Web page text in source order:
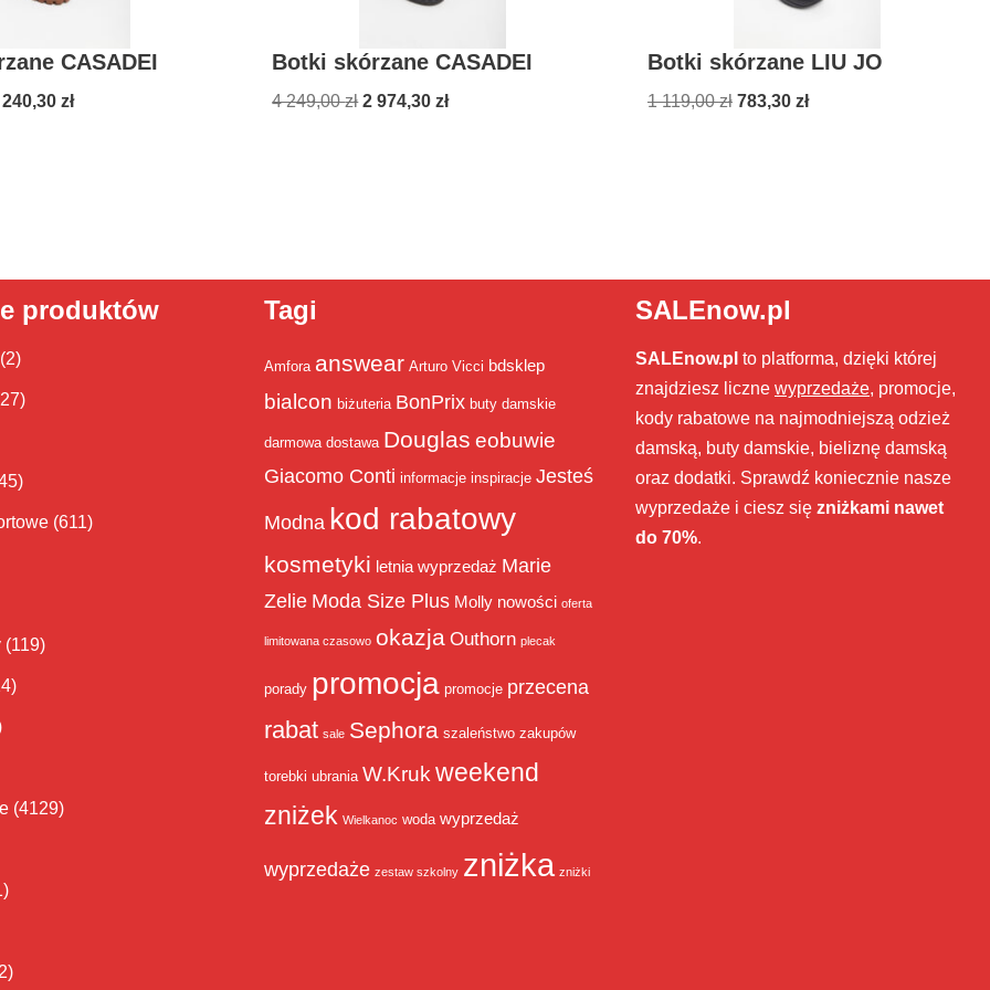
CASADEI
zł
Botki skórzane CASADEI
4 249,00zł 2 974,30zł
Botki skórzane LIU JO
1 119,00zł 783,30 zł
produktów
(2)
(611)
(119)
(4129)
Tagi
Amfora answear Arturo Vicci bdsklep
bialcon biżuteria BonPrix buty damskie
darmowa dostawa Douglas eobuwie
Giacomo Conti informacje inspiracje Jesteś
Modna kod rabatowy
kosmetyki letnia wyprzedaż Marie
Zelie Moda Size Plus Molly nowości oferta
limitowana czasowo okazja Outhorn plecak
porady promocja promocje przecena
rabat sale Sephora szaleństwo zakupów
torebki ubrania W.Kruk weekend
zniżek Wielkanoc woda wyprzedaż
wyprzedaże zestaw szkolny zniżka zniżki
SALEnow.pl
SALEnow.pl to platforma, dzięki której
znajdziesz liczne wyprzedaże, promocje,
kody rabatowe na najmodniejszą odzież
damską, buty damskie, bieliznę damską
oraz dodatki. Sprawdź koniecznie nasze
wyprzedaże i ciesz się zniżkami nawet
do 70%.